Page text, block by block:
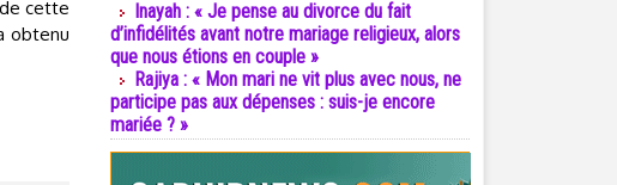
cette
obtenu
Inayah : « Je pense au divorce du fait
d’infidélités avant notre mariage religieux, alors
que nous étions en couple »
Rajiya : « Mon mari ne vit plus avec nous, ne
participe pas aux dépenses : suis-je encore
mariée ? »